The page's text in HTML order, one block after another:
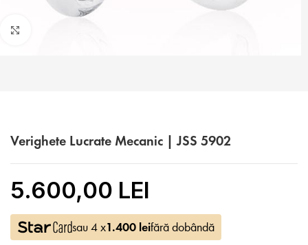
Verighete Lucrate Mecanic | JSS 5902
5.600,00 LEI
sau 4 x1.400 leifără dobândă